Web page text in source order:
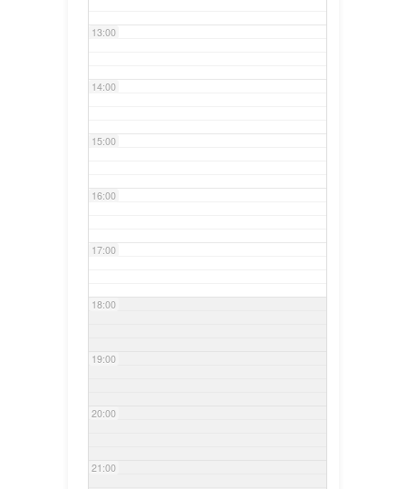
13:00
14:00
15:00
16:00
17:00
18:00
19:00
20:00
21:00